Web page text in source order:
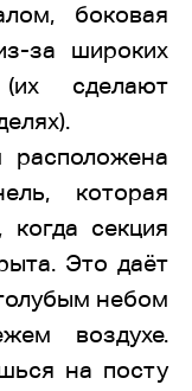
боковая
за широких
сделают
которая
когда секция
Это даёт
небом
воздухе.
на посту